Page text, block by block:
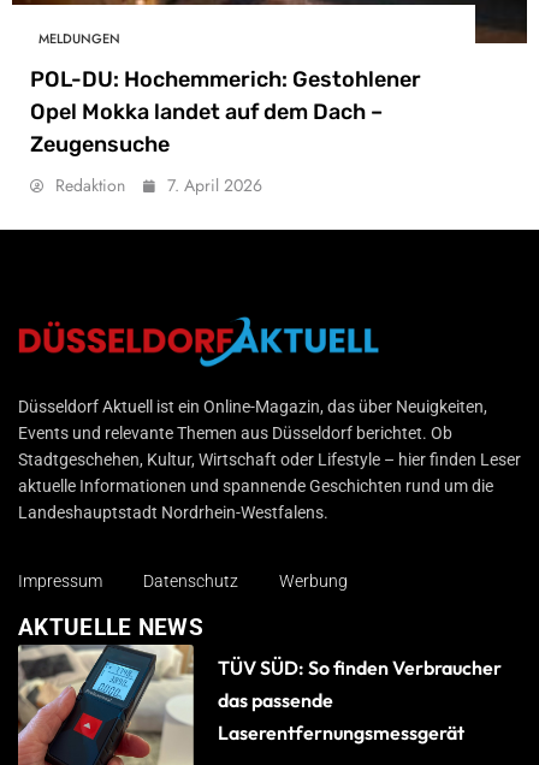
MELDUNGEN
POL-DU: Hochemmerich: Gestohlener
Opel Mokka landet auf dem Dach –
Zeugensuche
Redaktion 7. April 2026
Düsseldorf Aktuell
Düsseldorf Aktuell ist ein Online-Magazin, das über Neuigkeiten,
Events und relevante Themen aus Düsseldorf berichtet. Ob
Stadtgeschehen, Kultur, Wirtschaft oder Lifestyle – hier finden Leser
aktuelle Informationen und spannende Geschichten rund um die
Landeshauptstadt Nordrhein-Westfalens.
Impressum Datenschutz Werbung
AKTUELLE NEWS
TÜV SÜD: So finden Verbraucher
das passende
Laserentfernungsmessgerät